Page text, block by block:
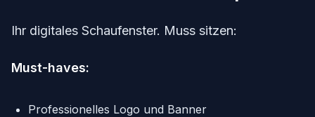
Ihr digitales Schaufenster. Muss sitzen:
Must-haves:
Professionelles Logo und Banner